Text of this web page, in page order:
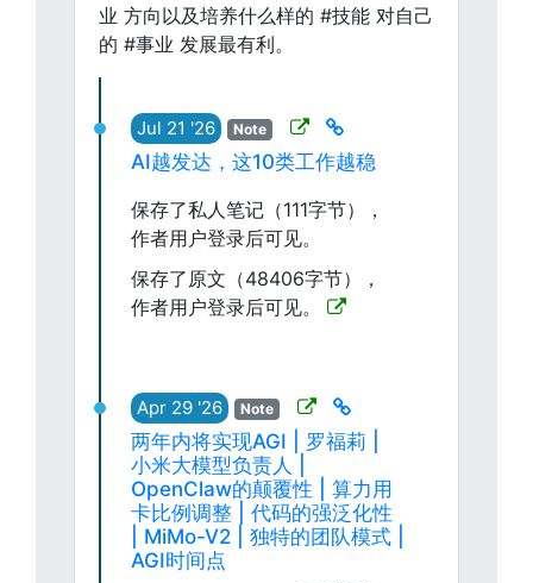
业 方向以及培养什么样的 #技能 对自己
的 #事业 发展最有利。
Jul 21 '26 Note
AI越发达，这10类工作越稳
保存了私人笔记（111字节），
作者用户登录后可见。
保存了原文（48406字节），
作者用户登录后可见。
Apr 29 '26 Note
两年内将实现AGI | 罗福莉 |
小米大模型负责人 |
OpenClaw的颠覆性 | 算力用
卡比例调整 | 代码的强泛化性
| MiMo-V2 | 独特的团队模式 |
AGI时间点